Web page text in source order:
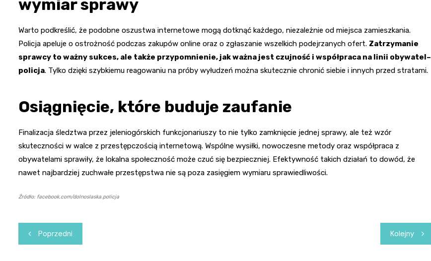
wymiar sprawy
Warto podkreślić, że podobne oszustwa internetowe mogą dotknąć każdego, niezależnie od miejsca zamieszkania.
Policja apeluje o ostrożność podczas zakupów online oraz o zgłaszanie wszelkich podejrzanych ofert. Zatrzymanie
sprawcy to ważny sukces, ale także przypomnienie, jak ważna jest czujność i współpraca na linii obywatel–
policja. Tylko dzięki szybkiemu reagowaniu na próby wyłudzeń można skutecznie chronić siebie i innych przed stratami.
Osiągnięcie, które buduje zaufanie
Finalizacja śledztwa przez jeleniogórskich funkcjonariuszy to nie tylko zamknięcie jednej sprawy, ale też wzór
skuteczności w walce z przestępczością internetową. Wspólne wysiłki, nowoczesne metody oraz współpraca z
obywatelami sprawiły, że lokalna społeczność może czuć się bezpieczniej. Efektywność takich działań to dowód, że
nawet najbardziej zuchwałe przestępstwa nie są poza zasięgiem wymiaru sprawiedliwości.
Źródło: facebook.com/dolnoslaska.policja
Nawigacja
wpisu
Poprzedni Kolejny